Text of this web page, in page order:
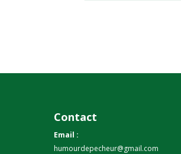
Contact
Email :
humourdepecheur@gmail.com